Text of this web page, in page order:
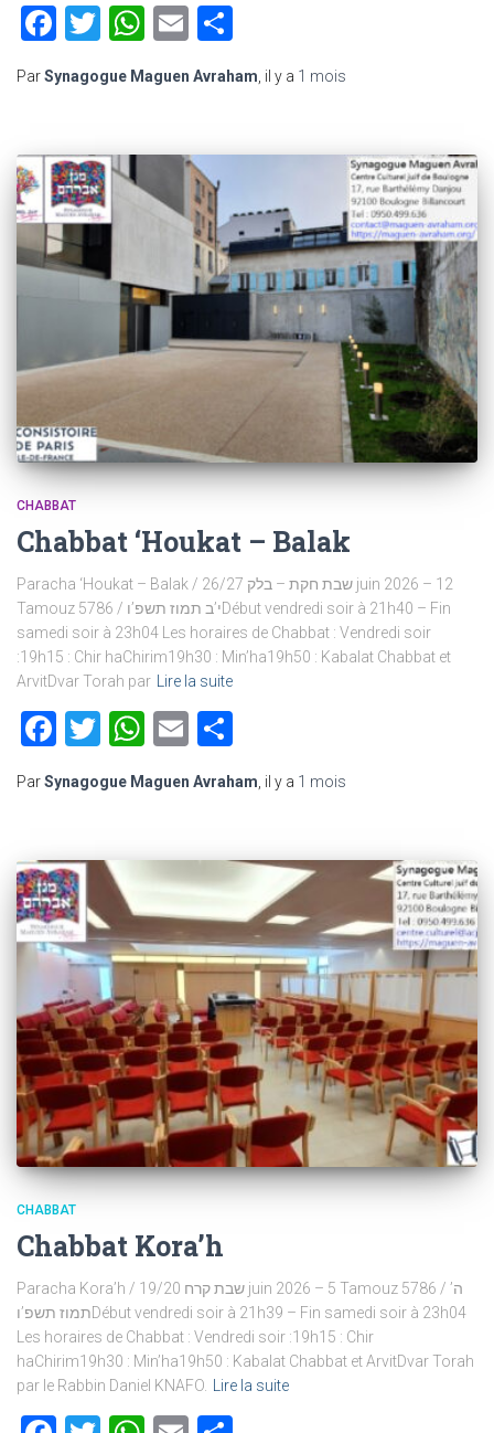
Facebook
Twitter
WhatsApp
Email
ParSynagogue Maguen Avraham , il y a 1 mois
CHABBAT
Chabbat ‘Houkat – Balak
Paracha ‘Houkat – Balak / שבת חקת – בלק 26/27 juin 2026 – 12
Tamouz 5786 / י’ב תמוז תשפ’וDébut vendredi soir à 21h40 – Fin
samedi soir à 23h04 Les horaires de Chabbat : Vendredi soir
:19h15 : Chir haChirim19h30 : Min’ha19h50 : Kabalat Chabbat et
ArvitDvar Torah par Lire la suite
Facebook
Twitter
WhatsApp
Email
ParSynagogue Maguen Avraham , il y a 1 mois
CHABBAT
Chabbat Kora’h
Paracha Kora’h / שבת קרח 19/20 juin 2026 – 5 Tamouz 5786 / ה’
תמוז תשפ’וDébut vendredi soir à 21h39 – Fin samedi soir à 23h04
Les horaires de Chabbat : Vendredi soir :19h15 : Chir
haChirim19h30 : Min’ha19h50 : Kabalat Chabbat et ArvitDvar Torah
par le Rabbin Daniel KNAFO. Lire la suite